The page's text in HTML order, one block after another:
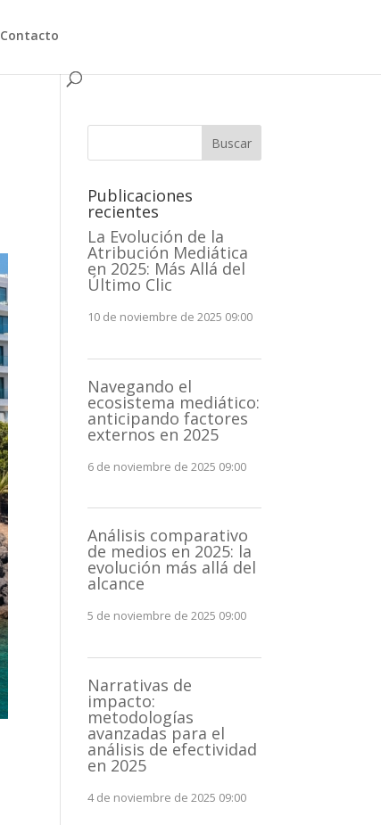
Contacto
Buscar
Publicaciones
recientes
La Evolución de la
Atribución Mediática
en 2025: Más Allá del
Último Clic
10 de noviembre de 2025 09:00
Navegando el
ecosistema mediático:
anticipando factores
externos en 2025
6 de noviembre de 2025 09:00
Análisis comparativo
de medios en 2025: la
evolución más allá del
alcance
5 de noviembre de 2025 09:00
Narrativas de
impacto:
metodologías
avanzadas para el
análisis de efectividad
en 2025
4 de noviembre de 2025 09:00